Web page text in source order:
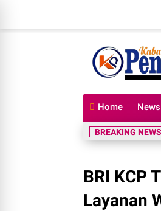
Home News
BREAKING NEWS
BRI KCP
Layanan